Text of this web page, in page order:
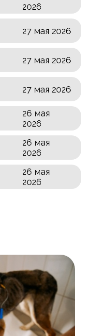
2026
27 мая 2026
27 мая 2026
27 мая 2026
26 мая
2026
26 мая
2026
26 мая
2026